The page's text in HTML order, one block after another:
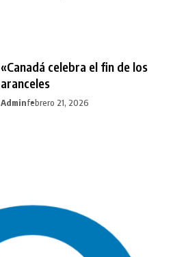
«Canadá celebra el fin de los
aranceles
Adminfebrero 21, 2026